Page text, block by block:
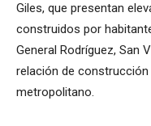
Giles, que presentan
construidos por
General Rodríguez, San
relación de
metropolitano.